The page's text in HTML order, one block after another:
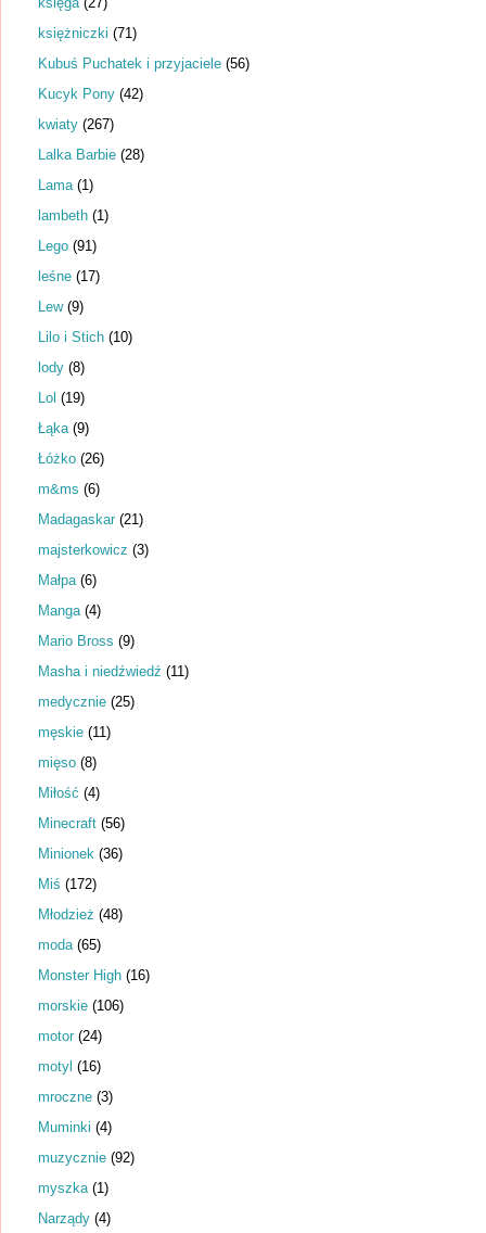
księżniczki (71)
Kubuś Puchatek i przyjaciele (56)
Kucyk Pony (42)
kwiaty (267)
Lalka Barbie (28)
Lama (1)
lambeth (1)
Lego (91)
leśne (17)
Lew (9)
Lilo i Stich (10)
lody (8)
Lol (19)
Łąka (9)
Łóżko (26)
m&ms (6)
Madagaskar (21)
majsterkowicz (3)
Małpa (6)
Manga (4)
Mario Bross (9)
Masha i niedźwiedź (11)
medycznie (25)
męskie (11)
mięso (8)
Miłość (4)
Minecraft (56)
Minionek (36)
Miś (172)
Młodzież (48)
moda (65)
Monster High (16)
morskie (106)
motor (24)
motyl (16)
mroczne (3)
Muminki (4)
muzycznie (92)
myszka (1)
Narządy (4)